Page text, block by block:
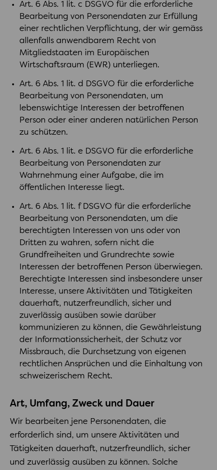
Art. 6 Abs. 1 lit. c DSGVO für die erforderliche
Bearbeitung von Personendaten zur Erfüllung
einer rechtlichen Verpflichtung, der wir gemäss
allenfalls anwendbarem Recht von
Mitgliedstaaten im Europäischen
Wirtschaftsraum (EWR) unterliegen.
Art. 6 Abs. 1 lit. d DSGVO für die erforderliche
Bearbeitung von Personendaten, um
lebenswichtige Interessen der betroffenen
Person oder einer anderen natürlichen Person
zu schützen.
Art. 6 Abs. 1 lit. e DSGVO für die erforderliche
Bearbeitung von Personendaten zur
Wahrnehmung einer Aufgabe, die im
öffentlichen Interesse liegt.
Art. 6 Abs. 1 lit. f DSGVO für die erforderliche
Bearbeitung von Personendaten, um die
berechtigten Interessen von uns oder von
Dritten zu wahren, sofern nicht die
Grundfreiheiten und Grundrechte sowie
Interessen der betroffenen Person überwiegen.
Berechtigte Interessen sind insbesondere unser
Interesse, unsere Aktivitäten und Tätigkeiten
dauerhaft, nutzerfreundlich, sicher und
zuverlässig ausüben sowie darüber
kommunizieren zu können, die Gewährleistung
der Informationssicherheit, der Schutz vor
Missbrauch, die Durchsetzung von eigenen
rechtlichen Ansprüchen und die Einhaltung von
schweizerischem Recht.
Art, Umfang, Zweck und Dauer
Wir bearbeiten jene Personendaten, die
erforderlich sind, um unsere Aktivitäten und
Tätigkeiten dauerhaft, nutzerfreundlich, sicher
und zuverlässig ausüben zu können. Solche